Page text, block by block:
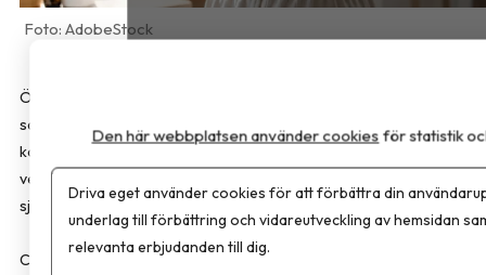
AdobeStock
Översikten som har publicerats i
sammanfattar det aktuella vetenskapliga kunskapsläget om
kontinuerliga blodsockermätare (CGM). Enligt forskarna saknas
vetenskapligt stöd för att tekniken förbättrar hälsan eller
sjukdom hos personer utan diabetes.
CGM utvecklades för personer med typ 1-diabetes och används i
Den här webbplatsen använder cookies för statistik
Driva eget använder cookies för att förbättra din
underlag till förbättring och vidareutveckling av hemsidan
relevanta erbjudanden till dig.